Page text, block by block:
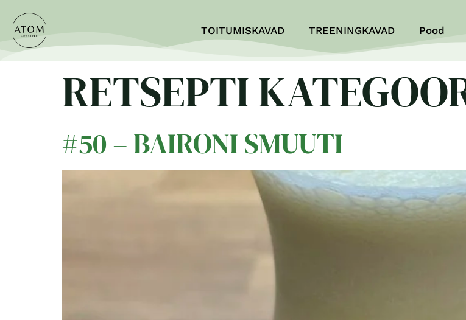
TOITUMISKAVAD TREENINGKAVAD Pood
RETSEPTI
#50 – BAIRONI SMUUTI